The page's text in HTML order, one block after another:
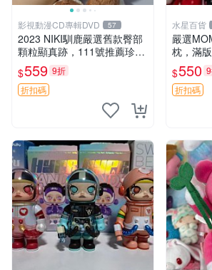
影視動漫CD專輯DVD 57
2023 NIKI馴鹿嚴選舊款臀部
顆粒顯真跡，111號推薦珍藏
品 馴鹿 舊款 尾巴顆粒
$559 9折
折扣碼
水星百貨
嚴選
枕，滿
銷。每
過！ 郵
$550
折扣碼